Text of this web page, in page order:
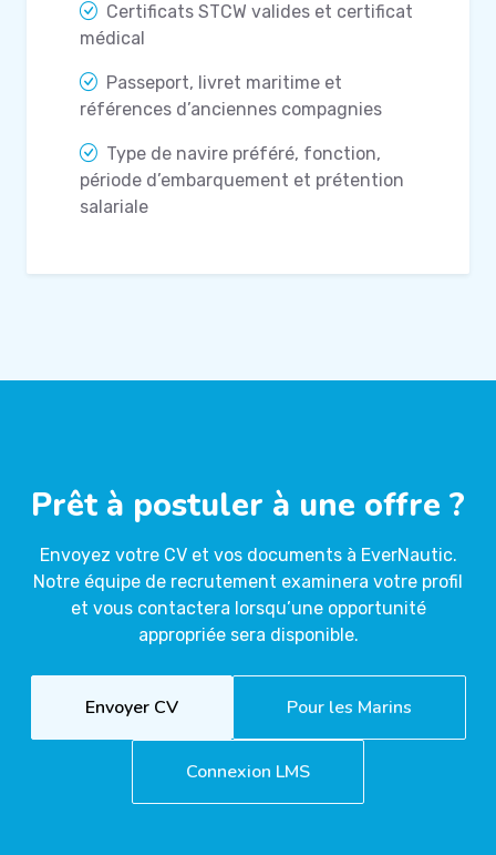
Certificats STCW valides et certificat
médical
Passeport, livret maritime et
références d’anciennes compagnies
Type de navire préféré, fonction,
période d’embarquement et prétention
salariale
Prêt à postuler à une offre ?
Envoyez votre CV et vos documents à EverNautic.
Notre équipe de recrutement examinera votre profil
et vous contactera lorsqu’une opportunité
appropriée sera disponible.
Envoyer CV Pour les Marins
Connexion LMS